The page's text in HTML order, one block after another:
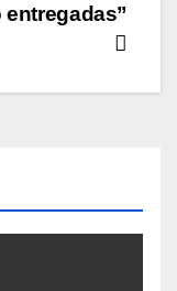
entregadas”